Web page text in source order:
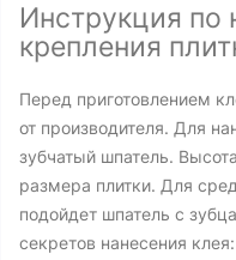
Инструкция по
крепления
Перед приготовлением
от производителя. Для
зубчатый шпатель.
размера плитки. Для
подойдет шпатель с
секретов нанесения клея: